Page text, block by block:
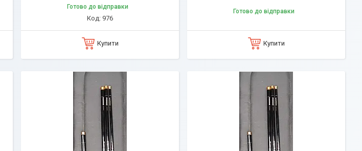
Готово до відправки
976
Купити
Готово до відправки
Купити